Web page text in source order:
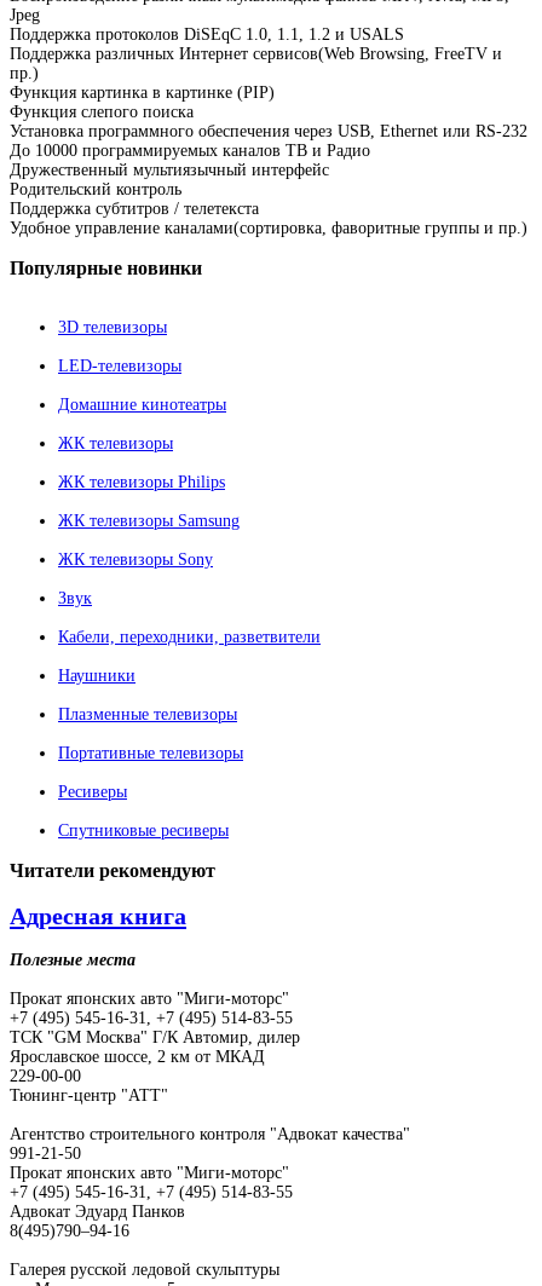
Jpeg
Поддержка протоколов DiSEqC 1.0, 1.1, 1.2 и USALS
Поддержка различных Интернет сервисов(Web Browsing, FreeTV и
пр.)
Функция картинка в картинке (PIP)
Функция слепого поиска
Установка программного обеспечения через USB, Ethernet или RS-232
До 10000 программируемых каналов ТВ и Радио
Дружественный мультиязычный интерфейс
Родительский контроль
Поддержка субтитров / телетекста
Удобное управление каналами(сортировка, фаворитные группы и пр.)
Популярные новинки
3D телевизоры
LED-телевизоры
Домашние кинотеатры
ЖК телевизоры
ЖК телевизоры Philips
ЖК телевизоры Samsung
ЖК телевизоры Sony
Звук
Кабели, переходники, разветвители
Наушники
Плазменные телевизоры
Портативные телевизоры
Ресиверы
Спутниковые ресиверы
Читатели рекомендуют
Адресная книга
Полезные места
Прокат японских авто "Миги-моторс"
+7 (495) 545-16-31, +7 (495) 514-83-55
ТСК "GM Москва" Г/К Автомир, дилер
Ярославское шоссе, 2 км от МКАД
229-00-00
Тюнинг-центр "АТТ"
Агентство строительного контроля "Адвокат качества"
991-21-50
Прокат японских авто "Миги-моторс"
+7 (495) 545-16-31, +7 (495) 514-83-55
Адвокат Эдуард Панков
8(495)790–94-16
Галерея русской ледовой скульптуры